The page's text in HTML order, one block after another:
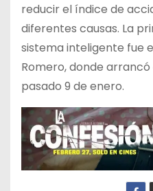
reducir el índice de
diferentes causas. La
sistema inteligente fue
Romero, donde
pasado 9 de enero.